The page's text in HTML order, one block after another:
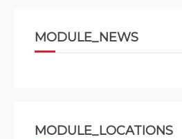
MODULE_NEWS
MODULE_LOCATIONS